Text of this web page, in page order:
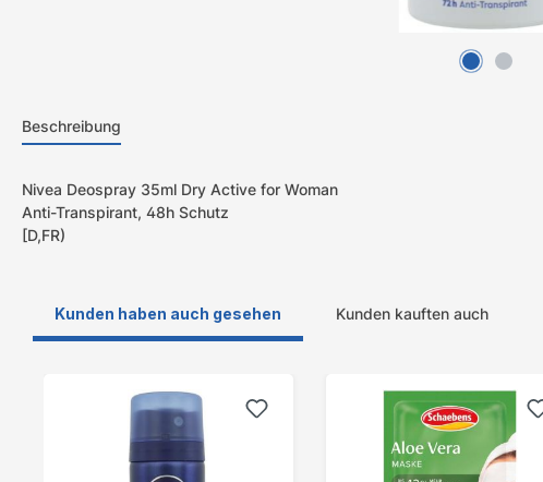
Beschreibung
Nivea Deospray 35ml Dry Active for Woman
Anti-Transpirant, 48h Schutz
[D,FR)
Kunden haben auch gesehen Kunden kauften auch